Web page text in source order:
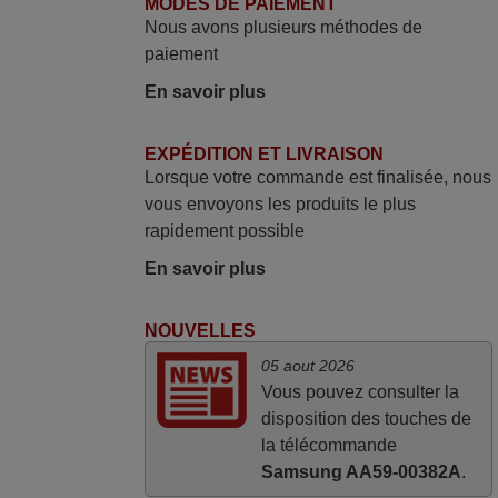
Tout bien.
mars 2026
La telecommande fonctionne tres bien, et
service rapide super.
Super Service
Mario,
AUTRICHE
Nous avons plusieurs méthodes de
paiement
En savoir plus
EXPÉDITION ET LIVRAISON
Lorsque votre commande est finalisée, nous
vous envoyons les produits le plus
rapidement possible
En savoir plus
NOUVELLES
05 aout 2026
Vous pouvez consulter la
disposition des touches de
la télécommande
Samsung AA59-00382A.